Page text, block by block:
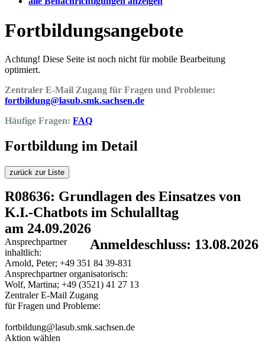
Fortbildungsangebote
Achtung! Diese Seite ist noch nicht für mobile Bearbeitung
optimiert.
Zentraler E-Mail Zugang für Fragen und Probleme:
fortbildung@lasub.smk.sachsen.de
Häufige Fragen: FAQ
Fortbildung im Detail
zurück zur Liste
R08636: Grundlagen des Einsatzes von
K.I.-Chatbots im Schulalltag
am 24.09.2026
Anmeldeschluss: 13.08.2026
Ansprechpartner
inhaltlich:
Arnold, Peter; +49 351 84 39-831
Ansprechpartner organisatorisch:
Wolf, Martina; +49 (3521) 41 27 13
Zentraler E-Mail Zugang
für Fragen und Probleme:
fortbildung@lasub.smk.sachsen.de
Aktion wählen